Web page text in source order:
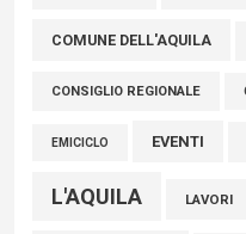
TRAGUARDO STORICO
05 Agosto 2026
COMUNE DELL'AQUILA
CONSIGLIO REGIONALE
EMICICLO EVENTI
L'AQUILA LAVORI